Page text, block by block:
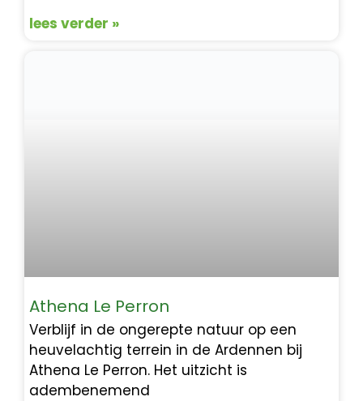
lees verder »
Athena Le Perron
Verblijf in de ongerepte natuur op een
heuvelachtig terrein in de Ardennen bij
Athena Le Perron. Het uitzicht is
adembenemend